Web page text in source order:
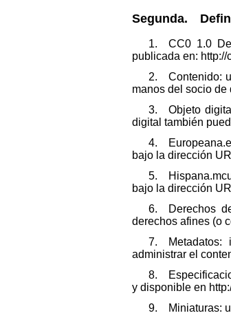
Segunda.
1. CC0 1.0
publicada en:
2. Contenido:
manos del socio de
3. Objeto
digital también
4.
bajo la dirección
5.
bajo la dirección
6. Derechos
derechos afines (o
7. Metadatos:
administrar el
8.
y disponible en
9. Miniaturas: